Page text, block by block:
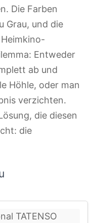
Die Farben
Grau, und die
Entweder
ab und
Höhle, oder man
verzichten.
die diesen
die